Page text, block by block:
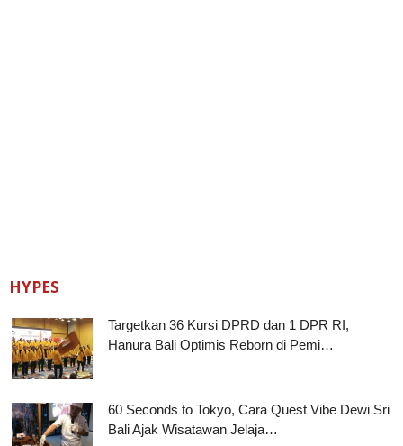
HYPES
Targetkan 36 Kursi DPRD dan 1 DPR RI,
Hanura Bali Optimis Reborn di Pemi…
60 Seconds to Tokyo, Cara Quest Vibe Dewi Sri
Bali Ajak Wisatawan Jelaja…